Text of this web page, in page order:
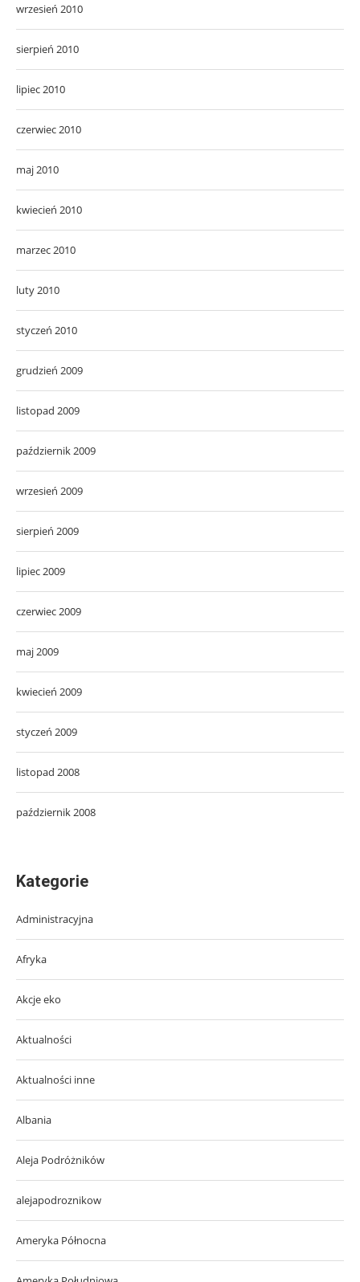
wrzesień 2010
sierpień 2010
lipiec 2010
czerwiec 2010
maj 2010
kwiecień 2010
marzec 2010
luty 2010
styczeń 2010
grudzień 2009
listopad 2009
październik 2009
wrzesień 2009
sierpień 2009
lipiec 2009
czerwiec 2009
maj 2009
kwiecień 2009
styczeń 2009
listopad 2008
październik 2008
Kategorie
Administracyjna
Afryka
Akcje eko
Aktualności
Aktualności inne
Albania
Aleja Podróżników
alejapodroznikow
Ameryka Północna